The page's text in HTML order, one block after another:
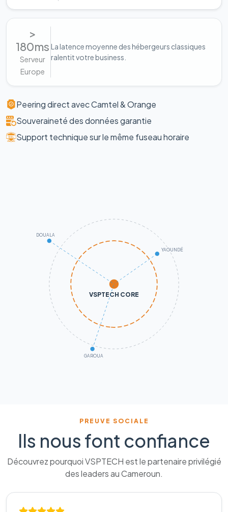
>
180ms
Serveur
Europe
La latence moyenne des hébergeurs classiques
ralentit votre business.
Peering direct avec Camtel & Orange
Souveraineté des données garantie
Support technique sur le même fuseau horaire
VSPTECH CORE
DOUALA
YAOUNDÉ
GAROUA
PREUVE SOCIALE
Ils nous font confiance
Découvrez pourquoi VSPTECH est le partenaire privilégié
des leaders au Cameroun.